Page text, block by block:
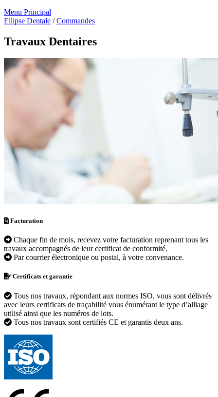
Menu Principal
Ellipse Dentale /Commandes
Travaux Dentaires
Facturation
Chaque fin de mois, recevez votre facturation reprenant tous les
travaux accompagnés de leur certificat de conformité.
Par courrier électronique ou postal, à votre convenance.
Certificats et garantie
Tous nos travaux, répondant aux normes ISO, vous sont délivrés
avec leurs certificats de traçabilité vous énumérant le type d’alliage
utilisé ainsi que les numéros de lots.
Tous nos travaux sont certifiés CE et garantis deux ans.